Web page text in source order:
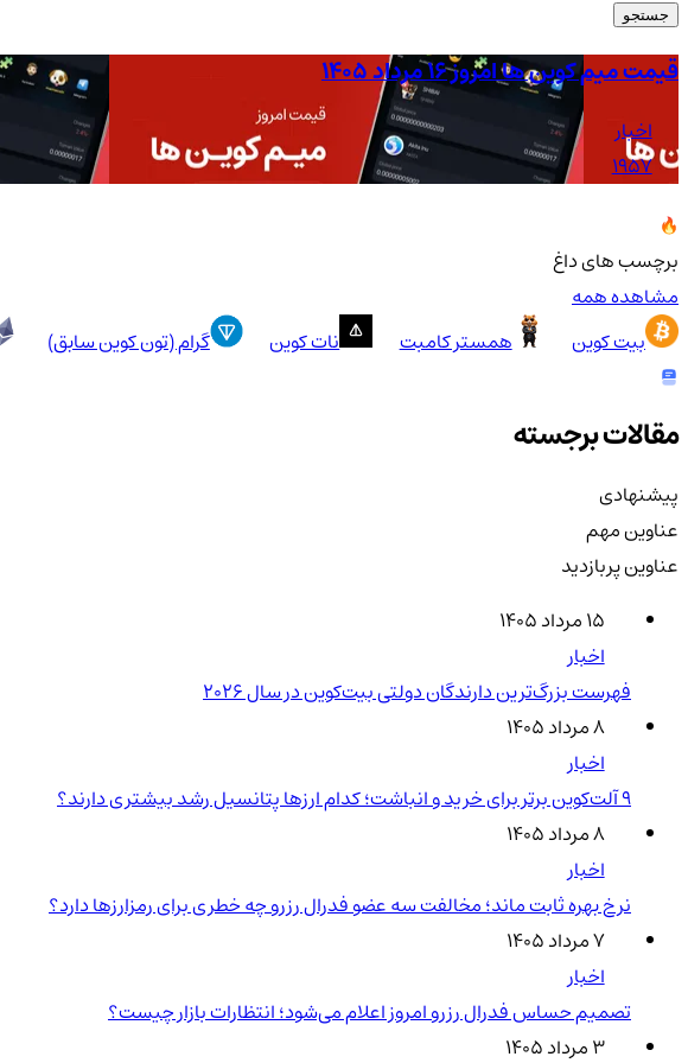
جستجو
قیمت میم کوین ها امروز ۱۶ مرداد ۱۴۰۵
اخبار
1957
برچسب های داغ
مشاهده همه
بیت کوین
همستر کامبت نات کوین گرام (تون کوین سابق)
مقالات برجسته
پیشنهادی
عناوین مهم
عناوین پربازدید
۱۵ مرداد ۱۴۰۵
اخبار
فهرست بزرگ‌ترین دارندگان دولتی بیت‌کوین در سال 2026
۸ مرداد ۱۴۰۵
اخبار
۹ آلت‌کوین برتر برای خرید و انباشت؛ کدام ارزها پتانسیل رشد بیشتری دارند؟
۸ مرداد ۱۴۰۵
اخبار
نرخ بهره ثابت ماند؛ مخالفت سه عضو فدرال رزرو چه خطری برای رمزارزها دارد؟
۷ مرداد ۱۴۰۵
اخبار
تصمیم حساس فدرال رزرو امروز اعلام می‌شود؛ انتظارات بازار چیست؟
۳ مرداد ۱۴۰۵